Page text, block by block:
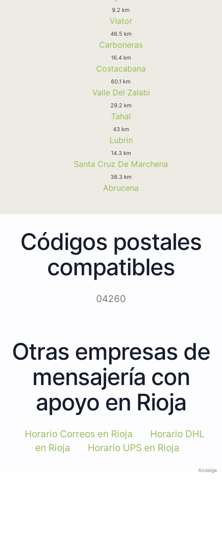
9.2 km
Viator
46.5 km
Carboneras
16.4 km
Costacabana
60.1 km
Valle Del Zalabi
29.2 km
Tahal
43 km
Lubrin
14.3 km
Santa Cruz De Marchena
38.3 km
Abrucena
Códigos postales
compatibles
04260
Otras empresas de
mensajería con
apoyo en Rioja
Horario Correos en Rioja
Horario DHL
en Rioja
Horario UPS en Rioja
Anzeige